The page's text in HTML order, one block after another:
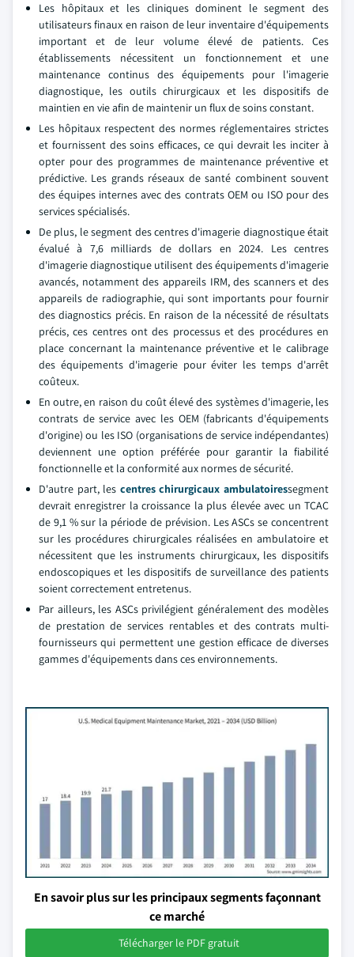
Les hôpitaux et les cliniques dominent le segment des
utilisateurs finaux en raison de leur inventaire d'équipements
important et de leur volume élevé de patients. Ces
établissements nécessitent un fonctionnement et une
maintenance continus des équipements pour l'imagerie
diagnostique, les outils chirurgicaux et les dispositifs de
maintien en vie afin de maintenir un flux de soins constant.
Les hôpitaux respectent des normes réglementaires strictes
et fournissent des soins efficaces, ce qui devrait les inciter à
opter pour des programmes de maintenance préventive et
prédictive. Les grands réseaux de santé combinent souvent
des équipes internes avec des contrats OEM ou ISO pour des
services spécialisés.
De plus, le segment des centres d'imagerie diagnostique était
évalué à 7,6 milliards de dollars en 2024. Les centres
d'imagerie diagnostique utilisent des équipements d'imagerie
avancés, notamment des appareils IRM, des scanners et des
appareils de radiographie, qui sont importants pour fournir
des diagnostics précis. En raison de la nécessité de résultats
précis, ces centres ont des processus et des procédures en
place concernant la maintenance préventive et le calibrage
des équipements d'imagerie pour éviter les temps d'arrêt
coûteux.
En outre, en raison du coût élevé des systèmes d'imagerie, les
contrats de service avec les OEM (fabricants d'équipements
d'origine) ou les ISO (organisations de service indépendantes)
deviennent une option préférée pour garantir la fiabilité
fonctionnelle et la conformité aux normes de sécurité.
D'autre part, les centres chirurgicaux ambulatoiressegment
devrait enregistrer la croissance la plus élevée avec un TCAC
de 9,1 % sur la période de prévision. Les ASCs se concentrent
sur les procédures chirurgicales réalisées en ambulatoire et
nécessitent que les instruments chirurgicaux, les dispositifs
endoscopiques et les dispositifs de surveillance des patients
soient correctement entretenus.
Par ailleurs, les ASCs privilégient généralement des modèles
de prestation de services rentables et des contrats multi-
fournisseurs qui permettent une gestion efficace de diverses
gammes d'équipements dans ces environnements.
En savoir plus sur les principaux segments façonnant
ce marché
Télécharger le PDF gratuit